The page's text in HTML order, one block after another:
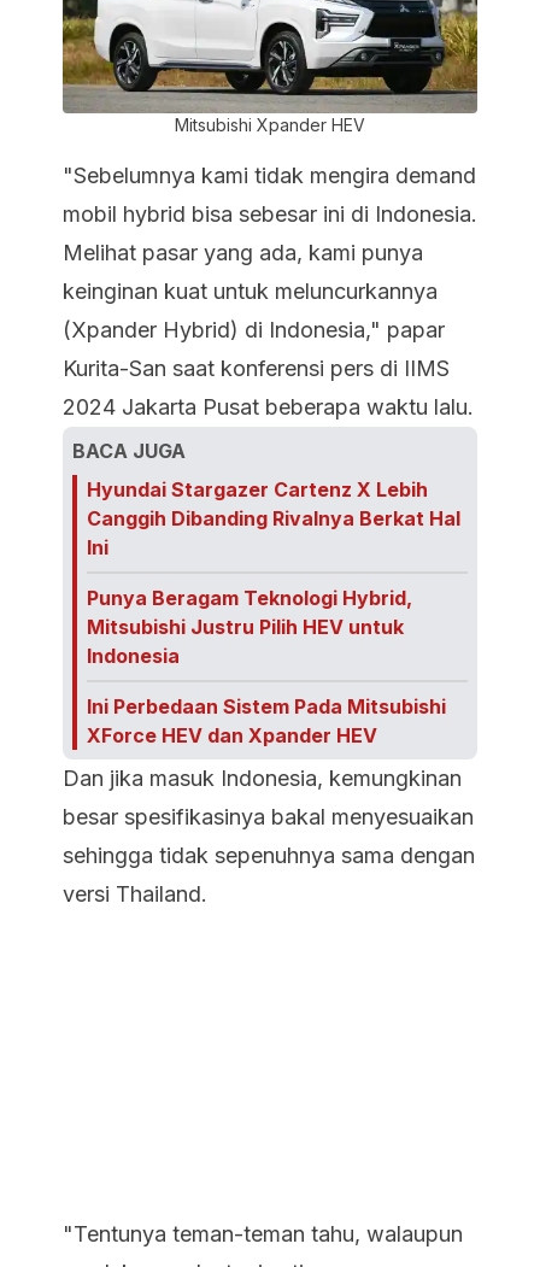
Mitsubishi Xpander HEV
"Sebelumnya kami tidak mengira demand
mobil hybrid bisa sebesar ini di Indonesia.
Melihat pasar yang ada, kami punya
keinginan kuat untuk meluncurkannya
(Xpander Hybrid) di Indonesia," papar
Kurita-San saat konferensi pers di IIMS
2024 Jakarta Pusat beberapa waktu lalu.
BACA JUGA
Hyundai Stargazer Cartenz X Lebih
Canggih Dibanding Rivalnya Berkat Hal
Ini
Punya Beragam Teknologi Hybrid,
Mitsubishi Justru Pilih HEV untuk
Indonesia
Ini Perbedaan Sistem Pada Mitsubishi
XForce HEV dan Xpander HEV
Dan jika masuk Indonesia, kemungkinan
besar spesifikasinya bakal menyesuaikan
sehingga tidak sepenuhnya sama dengan
versi Thailand.
"Tentunya teman-teman tahu, walaupun